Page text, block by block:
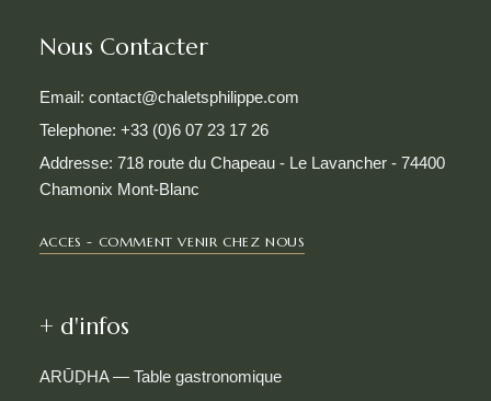
Nous Contacter
Email: contact@chaletsphilippe.com
Telephone: +33 (0)6 07 23 17 26
Addresse: 718 route du Chapeau - Le Lavancher - 74400
Chamonix Mont-Blanc
ACCES - COMMENT VENIR CHEZ NOUS
+ d'infos
ARŪḌHA — Table gastronomique